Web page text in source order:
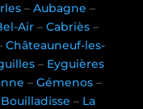
–Aubagne –
Air –Cabriès –
Châteauneuf-les-
– Eyguières
– Gémenos–
Bouilladisse – La